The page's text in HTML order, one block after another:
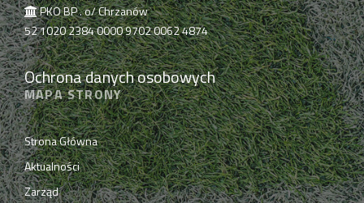
PKO BP . o/ Chrzanów
52 1020 2384 0000 9702 0062 4874
Ochrona danych osobowych
MAPA STRONY
Strona Główna
Aktualności
Zarząd